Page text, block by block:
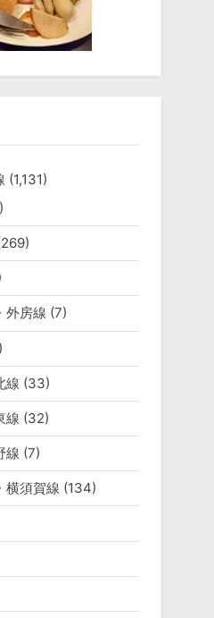
(1,131)
外房線 (7)
線 (33)
線 (32)
線 (7)
横須賀線 (134)